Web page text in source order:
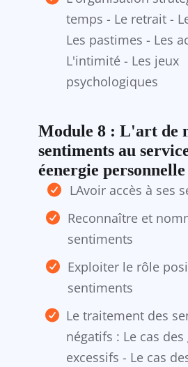
temps - Le retrait -
Les pastimes - Les
L'intimité - Les jeux
psychologiques
Module 8 : L'art de
sentiments au
éenergie personnelle
LAvoir accès à ses
Reconnaître et
sentiments
Exploiter le rôle
sentiments
Le traitement des
négatifs : Le cas des
excessifs - Le cas